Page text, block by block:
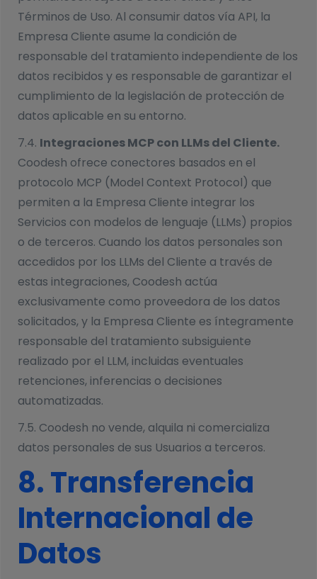
Términos de Uso. Al consumir datos vía API, la
Empresa Cliente asume la condición de
responsable del tratamiento independiente de los
datos recibidos y es responsable de garantizar el
cumplimiento de la legislación de protección de
datos aplicable en su entorno.
7.4. Integraciones MCP con LLMs del Cliente.
Coodesh ofrece conectores basados en el
protocolo MCP (Model Context Protocol) que
permiten a la Empresa Cliente integrar los
Servicios con modelos de lenguaje (LLMs) propios
o de terceros. Cuando los datos personales son
accedidos por los LLMs del Cliente a través de
estas integraciones, Coodesh actúa
exclusivamente como proveedora de los datos
solicitados, y la Empresa Cliente es íntegramente
responsable del tratamiento subsiguiente
realizado por el LLM, incluidas eventuales
retenciones, inferencias o decisiones
automatizadas.
7.5. Coodesh no vende, alquila ni comercializa
datos personales de sus Usuarios a terceros.
8. Transferencia
Internacional de
Datos